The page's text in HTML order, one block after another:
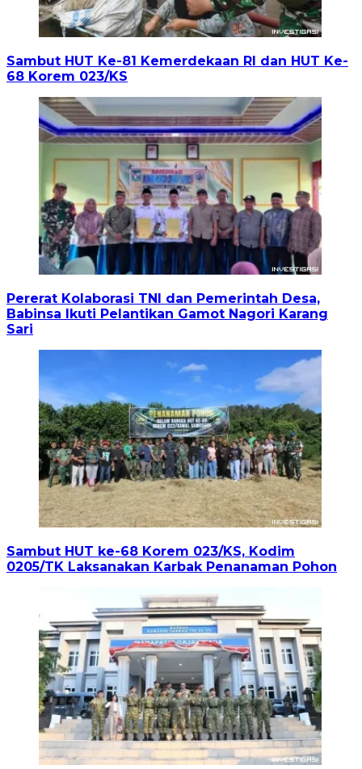
Sambut HUT Ke-81 Kemerdekaan RI dan HUT Ke-
68 Korem 023/KS
Pererat Kolaborasi TNI dan Pemerintah Desa,
Babinsa Ikuti Pelantikan Gamot Nagori Karang
Sari
Sambut HUT ke-68 Korem 023/KS, Kodim
0205/TK Laksanakan Karbak Penanaman Pohon